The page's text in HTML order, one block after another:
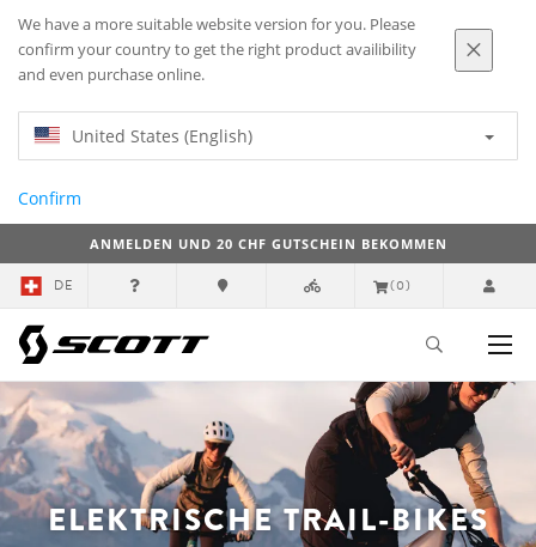
We have a more suitable website version for you. Please
confirm your country to get the right product availibility
and even purchase online.
United States (English)
Confirm
ANMELDEN UND 20 CHF GUTSCHEIN BEKOMMEN
DE (0)
ELEKTRISCHE TRAIL-BIKES